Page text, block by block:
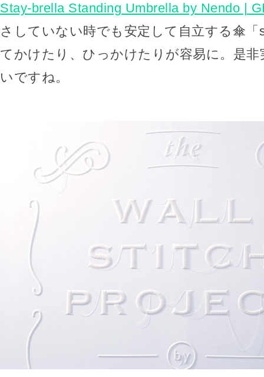
Stay-brella Standing Umbrella by Nendo |
さしていない時でも安定して自立する傘「
てかけたり、ひっかけたりが容易に。是
いですね。